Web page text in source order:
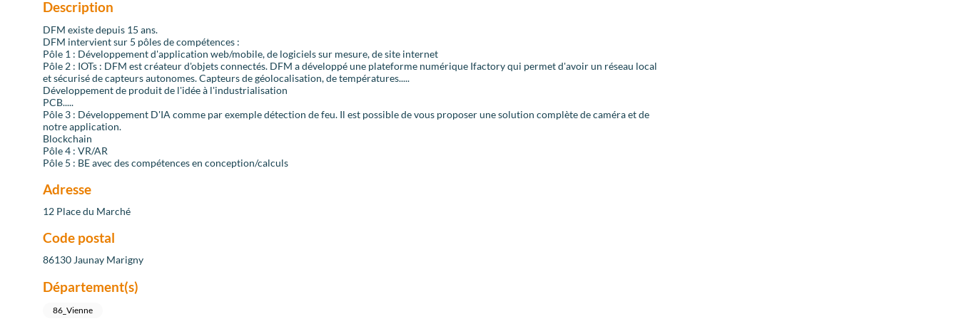
Description
DFM existe depuis 15 ans.
DFM intervient sur 5 pôles de compétences :
Pôle 1 : Développement d'application web/mobile, de logiciels sur mesure, de site internet
Pôle 2 : IOTs : DFM est créateur d'objets connectés. DFM a développé une plateforme numérique Ifactory qui permet d'avoir un réseau local
et sécurisé de capteurs autonomes. Capteurs de géolocalisation, de températures.....
Développement de produit de l'idée à l'industrialisation
PCB.....
Pôle 3 : Développement D'IA comme par exemple détection de feu. Il est possible de vous proposer une solution complète de caméra et de
notre application.
Blockchain
Pôle 4 : VR/AR
Pôle 5 : BE avec des compétences en conception/calculs
Adresse
12 Place du Marché
Code postal
86130 Jaunay Marigny
Département(s)
86_Vienne